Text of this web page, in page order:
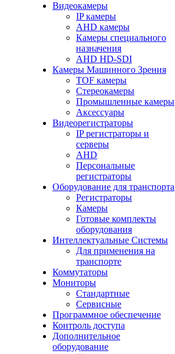
Видеокамеры
IP камеры
AHD камеры
Камеры специального
назначения
AHD HD-SDI
Камеры Машинного Зрения
TOF камеры
Стереокамеры
Промышленные камеры
Аксессуары
Видеорегистраторы
IP регистраторы и
серверы
AHD
Персональные
регистраторы
Оборудование для транспорта
Регистраторы
Камеры
Готовые комплекты
оборудования
Интеллектуальные Системы
Для применения на
транспорте
Коммутаторы
Мониторы
Стандартные
Сервисные
Программное обеспечение
Контроль доступа
Дополнительное
оборудование